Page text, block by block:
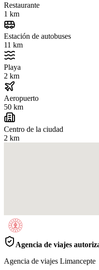
Restaurante
1 km
Estación de autobuses
11 km
Playa
2 km
Aeropuerto
50 km
Centro de la ciudad
2 km
Agencia de viajes
Agencia de viajes Limancepte